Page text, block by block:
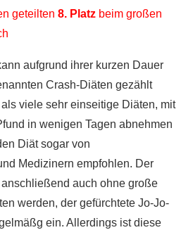
geteilten 8. Platz beim großen
aufgrund ihrer kurzen Dauer
Crash-Diäten gezählt
viele sehr einseitige Diäten, mit
in wenigen Tagen abnehmen
Diät sogar von
Medizinern empfohlen. Der
auch ohne große
werden, der gefürchtete Jo-Jo-
ein. Allerdings ist diese